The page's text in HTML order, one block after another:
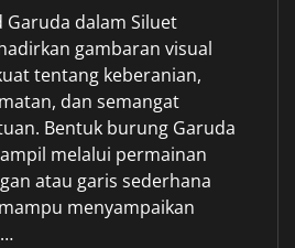
Garuda dalam Siluet
gambaran visual
tentang keberanian,
dan semangat
Bentuk burung Garuda
melalui permainan
atau garis sederhana
menyampaikan